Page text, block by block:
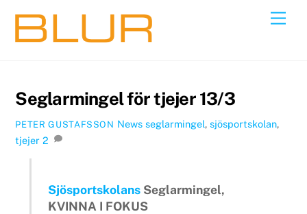
content
Seglarmingel för tjejer 13/3
PETER GUSTAFSSON News seglarmingel, sjösportskolan,
tjejer 2
Sjösportskolans Seglarmingel,
KVINNA I FOKUS